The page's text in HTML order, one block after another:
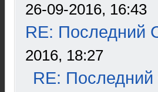
26-09-2016, 16:43
RE: Последний
2016, 18:27
RE: Последний